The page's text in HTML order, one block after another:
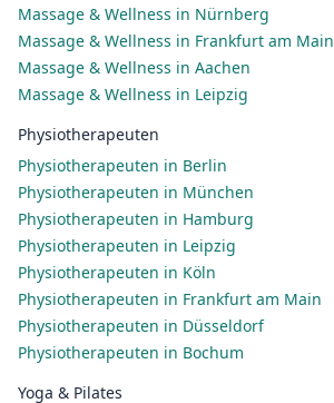
Massage & Wellness in Nürnberg
Massage & Wellness in Frankfurt am Main
Massage & Wellness in Aachen
Massage & Wellness in Leipzig
Physiotherapeuten
Physiotherapeuten in Berlin
Physiotherapeuten in München
Physiotherapeuten in Hamburg
Physiotherapeuten in Leipzig
Physiotherapeuten in Köln
Physiotherapeuten in Frankfurt am Main
Physiotherapeuten in Düsseldorf
Physiotherapeuten in Bochum
Yoga & Pilates